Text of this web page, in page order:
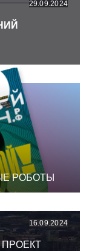
29.09.2024
РОБОТЫ
16.09.2024
ПРОЕКТ